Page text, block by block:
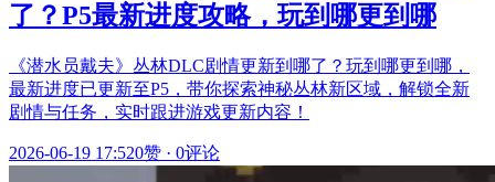
了？P5最新进度攻略，玩到哪更到哪
《潜水员戴夫》丛林DLC剧情更新到哪了？玩到哪更到哪，
最新进度已更新至P5，带你探索神秘丛林新区域，解锁全新
剧情与任务，实时跟进游戏更新内容！
2026-06-19 17:520赞 · 0评论